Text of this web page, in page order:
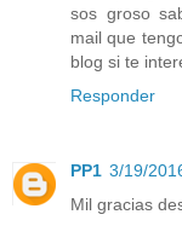
sos groso
mail que
blog si te
Responder
PP1 3/19/
Mil gracias